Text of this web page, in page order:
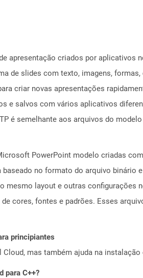
apresentação criados por aplicativos
de slides com texto, imagens,
criar novas apresentações
e salvos com vários aplicativos
é semelhante aos arquivos do
PowerPoint modelo criadas
no formato do arquivo binário
layout e outras configurações
cores, fontes e padrões. Esses
principiantes
mas também ajuda na
para C++?